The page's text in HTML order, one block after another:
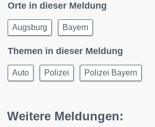
Orte in dieser Meldung
Augsburg Bayern
Themen in dieser Meldung
Auto Polizei Polizei Bayern
Weitere Meldungen: